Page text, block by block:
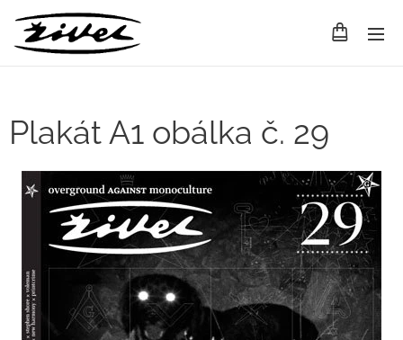
Plakát A1 obálka č. 29